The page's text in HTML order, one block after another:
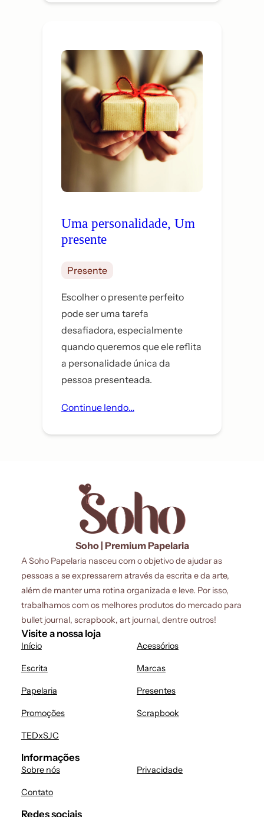
Uma personalidade, Um
presente
Presente
Escolher o presente perfeito
pode ser uma tarefa
desafiadora, especialmente
quando queremos que ele reflita
a personalidade única da
pessoa presenteada.
Continue lendo…
Soho | Premium Papelaria
A Soho Papelaria nasceu com o objetivo de ajudar as
pessoas a se expressarem através da escrita e da arte,
além de manter uma rotina organizada e leve. Por isso,
trabalhamos com os melhores produtos do mercado para
bullet journal, scrapbook, art journal, dentre outros!
Visite a nossa loja
Início Acessórios
Escrita Marcas
Papelaria Presentes
Promoções Scrapbook
TEDxSJC
Informações
Sobre nós Privacidade
Contato
Redes sociais